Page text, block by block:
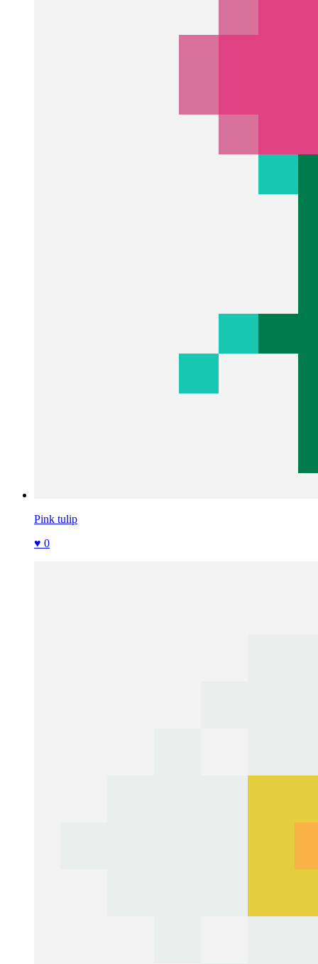
Pink tulip
♥ 0